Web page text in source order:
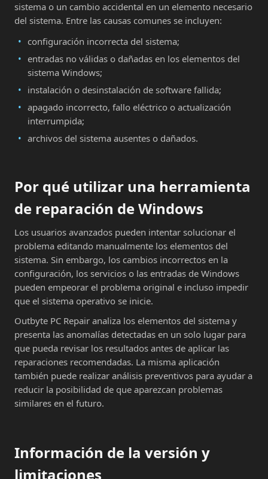
sistema o un cambio accidental en un elemento necesario
del sistema. Entre las causas comunes se incluyen:
configuración incorrecta del sistema;
entradas no válidas o dañadas en los elementos del
sistema Windows;
instalación o desinstalación de software fallida;
apagado incorrecto, fallo eléctrico o actualización
interrumpida;
archivos del sistema ausentes o dañados.
Por qué utilizar una herramienta
de reparación de Windows
Los usuarios avanzados pueden intentar solucionar el
problema editando manualmente los elementos del
sistema. Sin embargo, los cambios incorrectos en la
configuración, los servicios o las entradas de Windows
pueden empeorar el problema original e incluso impedir
que el sistema operativo se inicie.
Outbyte PC Repair analiza los elementos del sistema y
presenta las anomalías detectadas en un solo lugar para
que pueda revisar los resultados antes de aplicar las
reparaciones recomendadas. La misma aplicación
también puede realizar análisis preventivos para ayudar a
reducir la posibilidad de que aparezcan problemas
similares en el futuro.
Información de la versión y
limitaciones